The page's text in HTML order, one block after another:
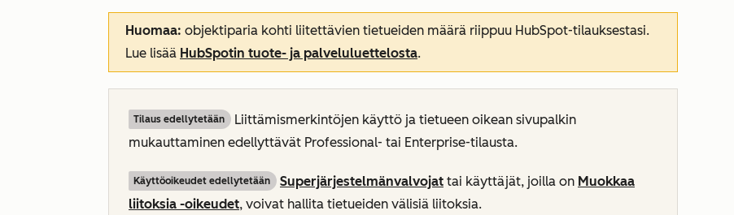
Huomaa: objektiparia kohti liitettävien tietueiden määrä riippuu HubSpot-tilauksestasi.
Lue lisää HubSpotin tuote- ja palveluluettelosta.
Tilaus edellytetään
Liittämismerkintöjen käyttö ja tietueen oikean sivupalkin
mukauttaminen edellyttävät Professional- tai Enterprise-tilausta.
Käyttöoikeudet edellytetään Superjärjestelmänvalvojat tai käyttäjät, joilla on Muokkaa
liitoksia -oikeudet, voivat hallita tietueiden välisiä liitoksia.